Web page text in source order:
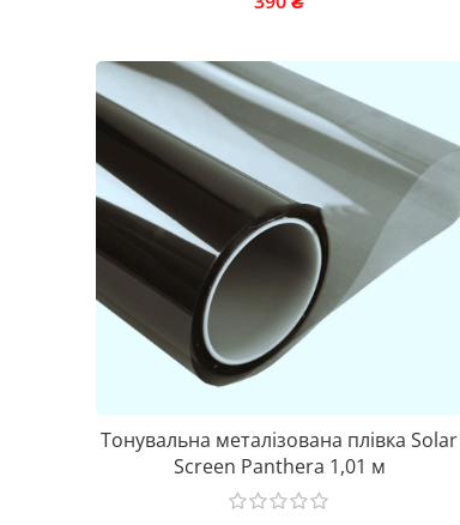
Тонувальна металізована плівка Solar
Screen Panthera 1,01 м